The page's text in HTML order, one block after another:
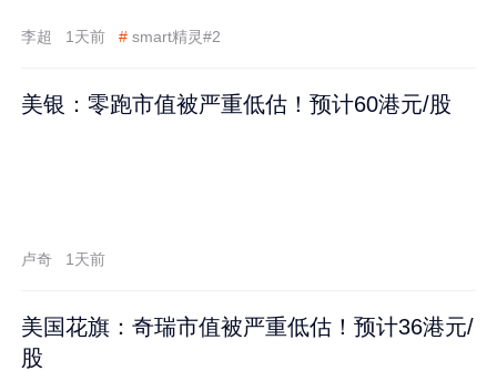
李超 1天前 # smart精灵#2
美银：零跑市值被严重低估！预计60港元/股
卢奇 1天前
美国花旗：奇瑞市值被严重低估！预计36港元/
股